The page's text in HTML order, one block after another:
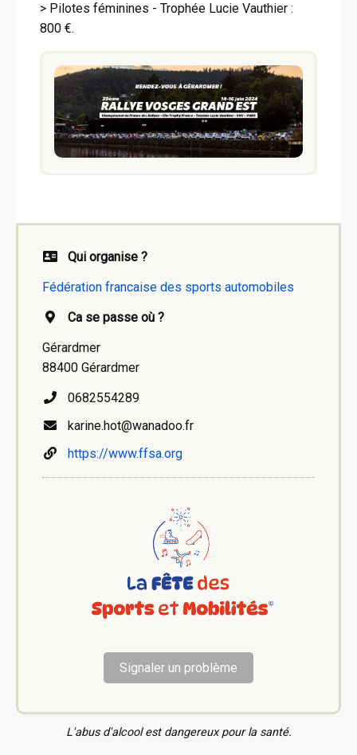
> Pilotes féminines - Trophée Lucie Vauthier :
800 €.
Qui organise ?
Fédération francaise des sports automobiles
Ca se passe où ?
Gérardmer
88400 Gérardmer
0682554289
karine.hot@wanadoo.fr
https://www.ffsa.org
Signaler un problème
L'abus d'alcool est dangereux pour la santé.